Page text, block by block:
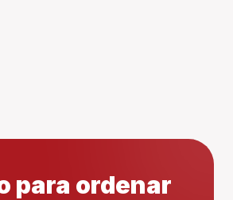
para ordenar